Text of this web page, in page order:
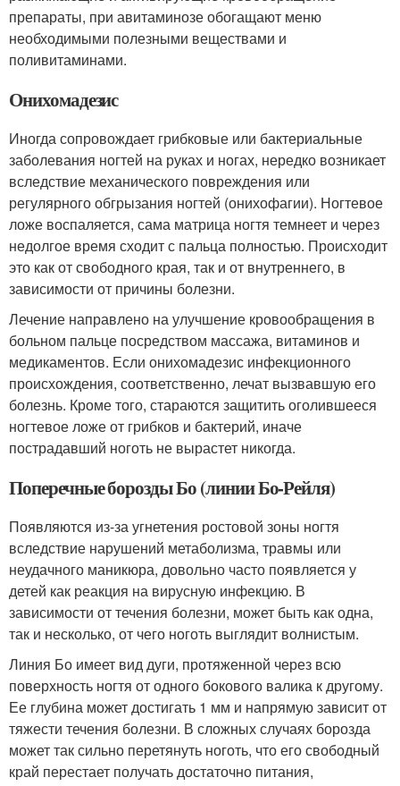
препараты, при авитаминозе обогащают меню
необходимыми полезными веществами и
поливитаминами.
Онихомадезис
Иногда сопровождает грибковые или бактериальные
заболевания ногтей на руках и ногах, нередко возникает
вследствие механического повреждения или
регулярного обгрызания ногтей (онихофагии). Ногтевое
ложе воспаляется, сама матрица ногтя темнеет и через
недолгое время сходит с пальца полностью. Происходит
это как от свободного края, так и от внутреннего, в
зависимости от причины болезни.
Лечение направлено на улучшение кровообращения в
больном пальце посредством массажа, витаминов и
медикаментов. Если онихомадезис инфекционного
происхождения, соответственно, лечат вызвавшую его
болезнь. Кроме того, стараются защитить оголившееся
ногтевое ложе от грибков и бактерий, иначе
пострадавший ноготь не вырастет никогда.
Поперечные борозды Бо (линии Бо-Рейля)
Появляются из-за угнетения ростовой зоны ногтя
вследствие нарушений метаболизма, травмы или
неудачного маникюра, довольно часто появляется у
детей как реакция на вирусную инфекцию. В
зависимости от течения болезни, может быть как одна,
так и несколько, от чего ноготь выглядит волнистым.
Линия Бо имеет вид дуги, протяженной через всю
поверхность ногтя от одного бокового валика к другому.
Ее глубина может достигать 1 мм и напрямую зависит от
тяжести течения болезни. В сложных случаях борозда
может так сильно перетянуть ноготь, что его свободный
край перестает получать достаточно питания,